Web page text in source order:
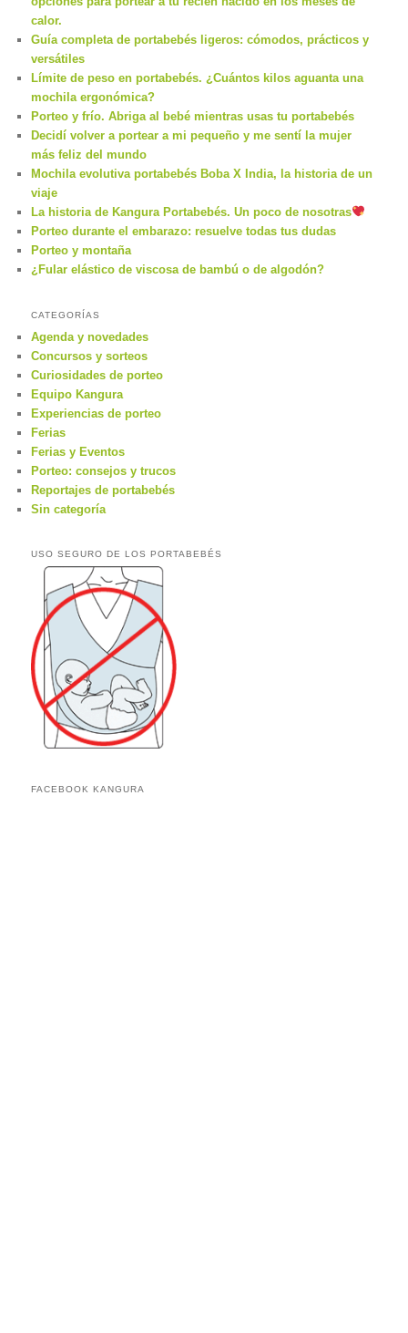
calor.
Guía completa de portabebés ligeros: cómodos, prácticos y
versátiles
Límite de peso en portabebés. ¿Cuántos kilos aguanta una
mochila ergonómica?
Porteo y frío. Abriga al bebé mientras usas tu portabebés
Decidí volver a portear a mi pequeño y me sentí la mujer
más feliz del mundo
Mochila evolutiva portabebés Boba X India, la historia de un
viaje
La historia de Kangura Portabebés. Un poco de nosotras
Porteo durante el embarazo: resuelve todas tus dudas
Porteo y montaña
¿Fular elástico de viscosa de bambú o de algodón?
CATEGORÍAS
Agenda y novedades
Concursos y sorteos
Curiosidades de porteo
Equipo Kangura
Experiencias de porteo
Ferias
Ferias y Eventos
Porteo: consejos y trucos
Reportajes de portabebés
Sin categoría
USO SEGURO DE LOS PORTABEBÉS
FACEBOOK KANGURA